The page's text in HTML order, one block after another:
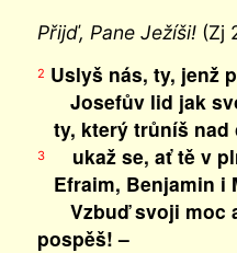
Přijď, Pane Ježíši!(Zj
2 Uslyš nás, ty, jenž
Josefův lid jak
ty, který trůníš nad
3ukaž se, ať tě v
Efraim, Benjamin i
Vzbuď svoji moc
pospěš! –